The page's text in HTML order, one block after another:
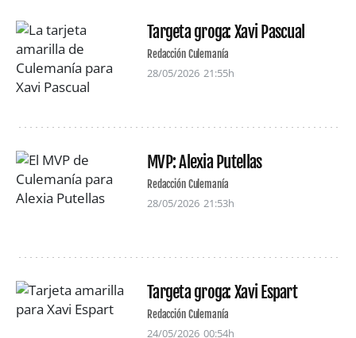
Targeta groga: Xavi Pascual
Redacción Culemanía
28/05/2026 21:55h
MVP: Alexia Putellas
Redacción Culemanía
28/05/2026 21:53h
Targeta groga: Xavi Espart
Redacción Culemanía
24/05/2026 00:54h